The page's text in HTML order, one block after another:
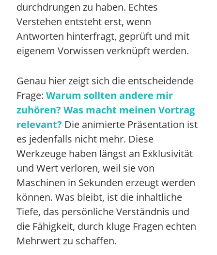
durchdrungen zu haben. Echtes
Verstehen entsteht erst, wenn
Antworten hinterfragt, geprüft und mit
eigenem Vorwissen verknüpft werden.
Genau hier zeigt sich die entscheidende
Frage: Warum sollten andere mir
zuhören? Was macht meinen Vortrag
relevant? Die animierte Präsentation ist
es jedenfalls nicht mehr. Diese
Werkzeuge haben längst an Exklusivität
und Wert verloren, weil sie von
Maschinen in Sekunden erzeugt werden
können. Was bleibt, ist die inhaltliche
Tiefe, das persönliche Verständnis und
die Fähigkeit, durch kluge Fragen echten
Mehrwert zu schaffen.